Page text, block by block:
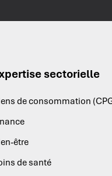
sectorielle
de consommation
être
de santé